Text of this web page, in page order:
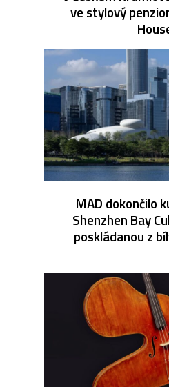
ve stylový
MAD dokončilo
Shenzhen Bay
poskládanou z